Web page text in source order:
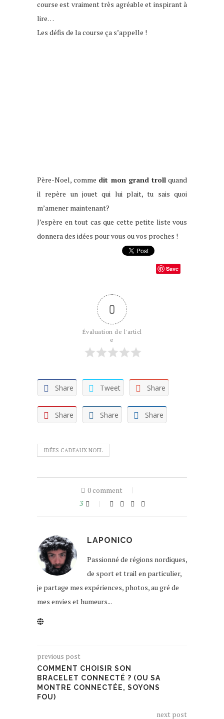
course est vraiment très agréable et inspirant à
lire…
Les défis de la course ça s’appelle !
Père-Noel, comme dit mon grand trollquand
il repère un jouet qui lui plait, tu sais quoi
m’amener maintenant?
J’espère en tout cas que cette petite liste vous
donnera des idées pour vous ou vos proches !
Save
0
Évaluation de l'articl
e
Share Tweet Share
Share Share Share
IDÉES CADEAUX NOEL
0 comment
3
LAPONICO
Passionné de régions nordiques,
de sport et trail en particulier,
je partage mes expériences, photos, au gré de
mes envies et humeurs...
previous post
COMMENT CHOISIR SON
BRACELET CONNECTÉ ? (OU SA
MONTRE CONNECTÉE, SOYONS
FOU)
next post